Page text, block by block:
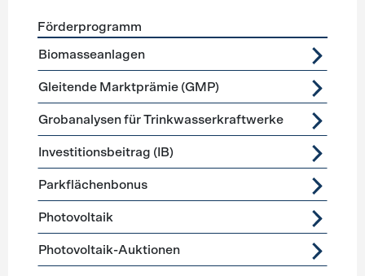
Förderprogramme
Förderprogramm
Biomasseanlagen
Gleitende Marktprämie (GMP)
Grobanalysen für Trinkwasserkraftwerke
Investitionsbeitrag (IB)
Parkflächenbonus
Photovoltaik
Photovoltaik-Auktionen